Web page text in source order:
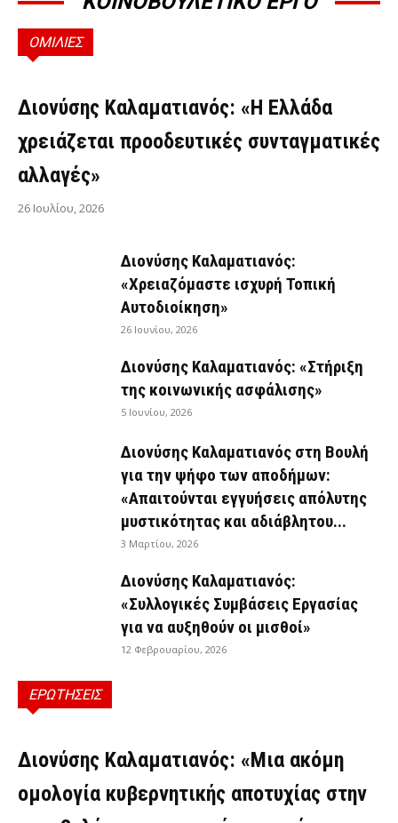
ΟΜΙΛΙΕΣ
ΟΜΙΛΊΕΣ
Διονύσης Καλαματιανός: «Η Ελλάδα
χρειάζεται προοδευτικές συνταγματικές
αλλαγές»
26 Ιουλίου, 2026
Διονύσης Καλαματιανός:
«Χρειαζόμαστε ισχυρή Τοπική
Αυτοδιοίκηση»
26 Ιουνίου, 2026
Διονύσης Καλαματιανός: «Στήριξη
της κοινωνικής ασφάλισης»
5 Ιουνίου, 2026
Διονύσης Καλαματιανός στη Βουλή
για την ψήφο των αποδήμων:
«Απαιτούνται εγγυήσεις απόλυτης
μυστικότητας και αδιάβλητου...
3 Μαρτίου, 2026
Διονύσης Καλαματιανός:
«Συλλογικές Συμβάσεις Εργασίας
για να αυξηθούν οι μισθοί»
12 Φεβρουαρίου, 2026
ΕΡΩΤΗΣΕΙΣ
ΕΡΩΤΉΣΕΙΣ
Διονύσης Καλαματιανός: «Μια ακόμη
ομολογία κυβερνητικής αποτυχίας στην